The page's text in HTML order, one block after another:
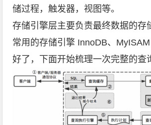
储过程，触发器，视图等。
存储引擎层主要负责最终数据的存
常用的存储引擎 InnoDB、MyISAM
好了，下面开始梳理一次完整的查